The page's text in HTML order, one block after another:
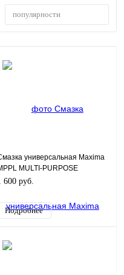
популярности
универсальная Maxima
MULTI-PURPOSE
LUBE 0,4l
600 руб.
Подробнее